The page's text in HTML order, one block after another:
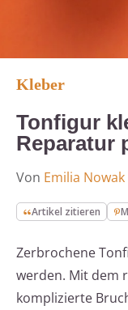
Kleber
Tonfigur
Reparatur
Von Emilia Nowak
Artikel zitieren
Zerbrochene
werden. Mit dem
komplizierte